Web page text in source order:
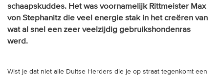
schaapskuddes. Het was voornamelijk Rittmeister Max
von Stephanitz die veel energie stak in het creëren van
wat al snel een zeer veelzijdig gebruikshondenras
werd.
Wist je dat niet alle Duitse Herders die je op straat tegenkomt een